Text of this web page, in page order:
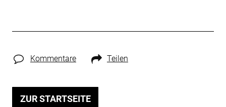
Kommentare Teilen
ZUR STARTSEITE